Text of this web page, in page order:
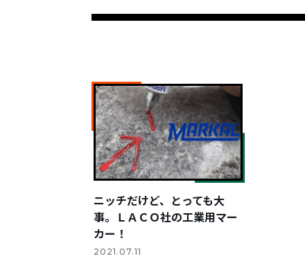
ニッチだけど、とっても大
事。ＬＡＣＯ社の工業用マー
カー！
2021.07.11